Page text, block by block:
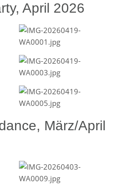
April 2026
März/April